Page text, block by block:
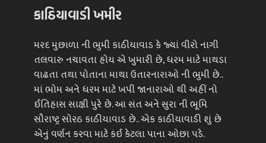
કાઠિયાવાડી ખમીર
મરદ મુછાળા ની ભુમી કાઠીયાવાડ કે જ્યાં વીરો નાગી
તલવારુ નચાવતા હોય એ ખુમારી છે, ધરમ માટે માથડા
વાઢતા તથા પોતાના માથા ઉતારનારાઓ ની ભુમી છે..
માં ભોમ અને ધરમ માટે ખપી જાનારાઓ થી અહીં નો
ઈતિહાસ સાક્ષી પુરે છે. આ સંત અને સુરા ની ભૂમિ
સૌરાષ્ટ્ર સોરઠ કાઠીયાવાડ છે.. એક કાઠીયાવાડી શું છે
એનું વર્ણન કરવા માટે કંઈ કેટલા પાના ઓછા પડે.